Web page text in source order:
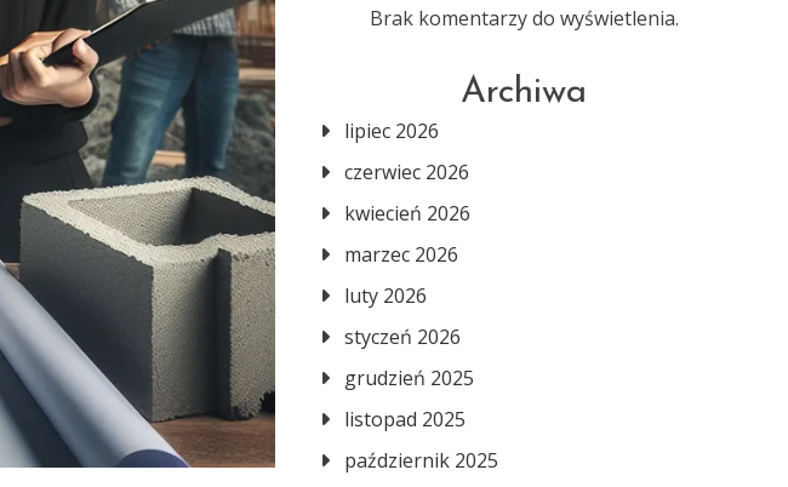
Brak komentarzy do wyświetlenia.
Archiwa
lipiec 2026
czerwiec 2026
kwiecień 2026
marzec 2026
luty 2026
styczeń 2026
grudzień 2025
listopad 2025
październik 2025